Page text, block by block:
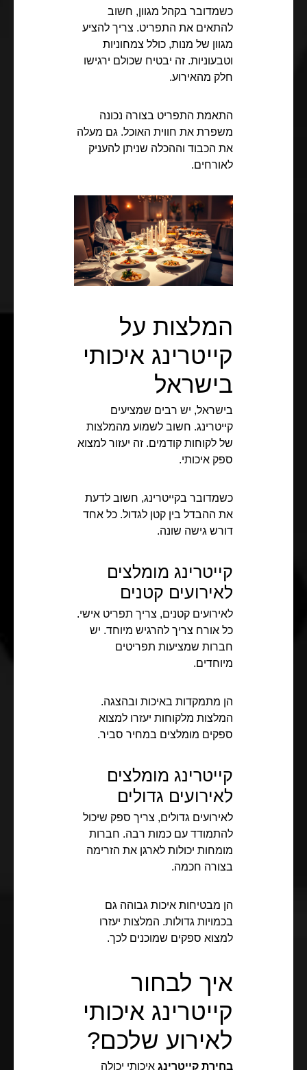
כשמדובר בקהל מגוון, חשוב
להתאים את התפריט. צריך להציע
מגוון של מנות, כולל צמחוניות
וטבעוניות. זה יבטיח שכולם ירגישו
חלק מהאירוע.
התאמת התפריט בצורה נכונה
משפרת את חווית האוכל. גם מעלה
את הכבוד וההכלה שניתן להעניק
לאורחים.
המלצות על
קייטרינג איכותי
בישראל
בישראל, יש רבים שמציעים
קייטרינג. חשוב לשמוע מהמלצות
של לקוחות קודמים. זה יעזור למצוא
ספק איכותי.
כשמדובר בקייטרינג, חשוב לדעת
את ההבדל בין קטן לגדול. כל אחד
דורש גישה שונה.
קייטרינג מומלצים
לאירועים קטנים
לאירועים קטנים, צריך תפריט אישי.
כל אורח צריך להרגיש מיוחד. יש
חברות שמציעות תפריטים
מיוחדים.
הן מתמקדות באיכות ובהצגה.
המלצות מלקוחות יעזרו למצוא
ספקים מומלצים במחיר סביר.
קייטרינג מומלצים
לאירועים גדולים
לאירועים גדולים, צריך ספק שיכול
להתמודד עם כמות רבה. חברות
מומחות יכולות לארגן את הזרימה
בצורה חכמה.
הן מבטיחות איכות גבוהה גם
בכמויות גדולות. המלצות יעזרו
למצוא ספקים שמוכנים לכך.
איך לבחור
קייטרינג איכותי
לאירוע שלכם?
בחירת קייטרינג איכותי יכולה